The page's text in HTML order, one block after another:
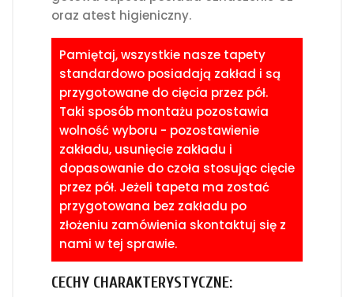
oraz atest higieniczny.
Pamiętaj, wszystkie nasze tapety
standardowo posiadają zakład i są
przygotowane do cięcia przez pół.
Taki sposób montażu pozostawia
wolność wyboru - pozostawienie
zakładu, usunięcie zakładu i
dopasowanie do czoła stosując cięcie
przez pół. Jeżeli tapeta ma zostać
przygotowana bez zakładu po
złożeniu zamówienia skontaktuj się z
nami w tej sprawie.
CECHY CHARAKTERYSTYCZNE: